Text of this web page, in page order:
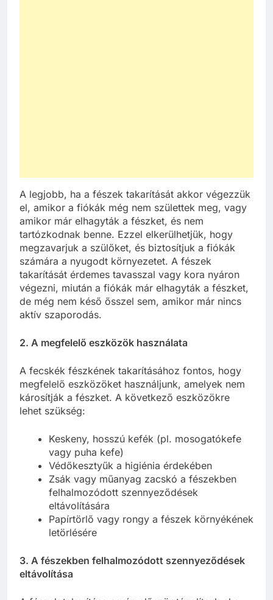
A legjobb, ha a fészek takarítását akkor végezzük
el, amikor a fiókák még nem születtek meg, vagy
amikor már elhagyták a fészket, és nem
tartózkodnak benne. Ezzel elkerülhetjük, hogy
megzavarjuk a szülőket, és biztosítjuk a fiókák
számára a nyugodt környezetet. A fészek
takarítását érdemes tavasszal vagy kora nyáron
végezni, miután a fiókák már elhagyták a fészket,
de még nem késő ősszel sem, amikor már nincs
aktív szaporodás.
2. A megfelelő eszközök használata
A fecskék fészkének takarításához fontos, hogy
megfelelő eszközöket használjunk, amelyek nem
károsítják a fészket. A következő eszközökre
lehet szükség:
Keskeny, hosszú kefék (pl. mosogatókefe
vagy puha kefe)
Védőkesztyűk a higiénia érdekében
Zsák vagy műanyag zacskó a fészekben
felhalmozódott szennyeződések
eltávolítására
Papírtörlő vagy rongy a fészek környékének
letörlésére
3. A fészekben felhalmozódott szennyeződések
eltávolítása